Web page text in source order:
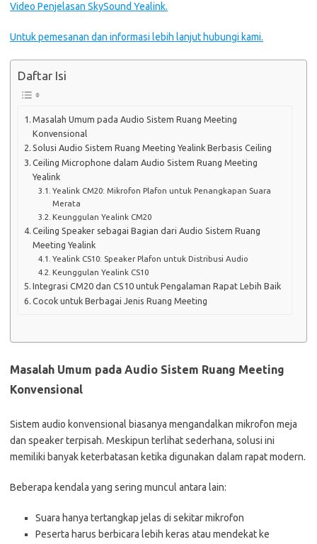
Video Penjelasan SkySound Yealink.
Untuk pemesanan dan informasi lebih lanjut hubungi kami.
Daftar Isi
Masalah Umum pada Audio Sistem Ruang Meeting
Konvensional
Solusi Audio Sistem Ruang Meeting Yealink Berbasis Ceiling
Ceiling Microphone dalam Audio Sistem Ruang Meeting
Yealink
Yealink CM20: Mikrofon Plafon untuk Penangkapan Suara
Merata
Keunggulan Yealink CM20
Ceiling Speaker sebagai Bagian dari Audio Sistem Ruang
Meeting Yealink
Yealink CS10: Speaker Plafon untuk Distribusi Audio
Keunggulan Yealink CS10
Integrasi CM20 dan CS10 untuk Pengalaman Rapat Lebih Baik
Cocok untuk Berbagai Jenis Ruang Meeting
Masalah Umum pada Audio Sistem Ruang Meeting
Konvensional
Sistem audio konvensional biasanya mengandalkan mikrofon meja
dan speaker terpisah. Meskipun terlihat sederhana, solusi ini
memiliki banyak keterbatasan ketika digunakan dalam rapat modern.
Beberapa kendala yang sering muncul antara lain:
Suara hanya tertangkap jelas di sekitar mikrofon
Peserta harus berbicara lebih keras atau mendekat ke